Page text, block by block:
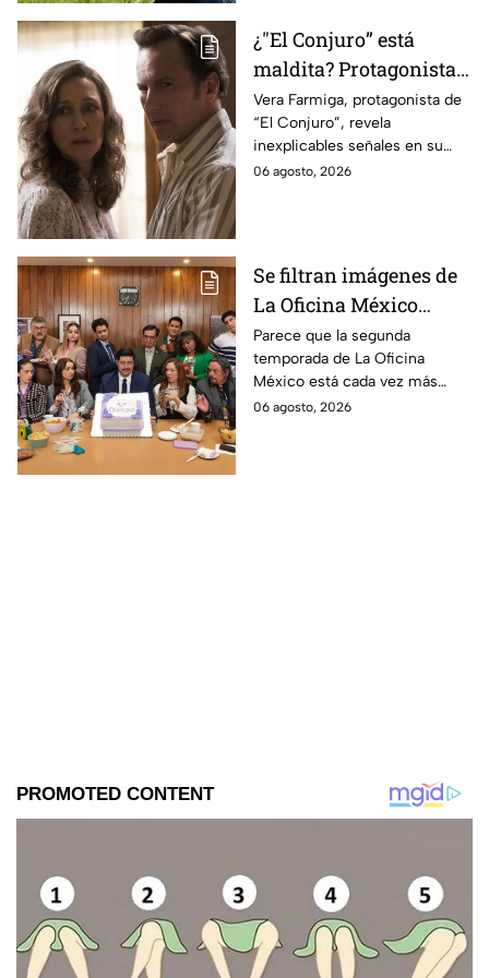
¿"El Conjuro” está
maldita? Protagonista
revela INQUIETANTES
señales en su cuerpo
durante la grabación de
la película
Vera Farmiga, protagonista de
“El Conjuro”, revela
inexplicables señales en su
cuerpo durante el rodaje de la
06 agosto, 2026
Se filtran imágenes de
La Oficina México
temporada 2 y un
detalle desata teorías
entre los fans
Parece que la segunda
temporada de La Oficina
México está cada vez más
cerca, pues el elenco ya se
06 agosto, 2026